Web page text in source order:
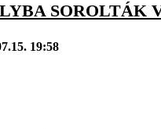
SOROLTÁK
19:58